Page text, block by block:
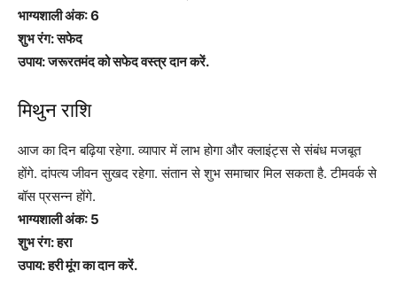
भाग्यशाली अंक: 6
शुभ रंग: सफेद
उपाय: जरूरतमंद को सफेद वस्त्र दान करें.
मिथुन राशि
आज का दिन बढ़िया रहेगा. व्यापार में लाभ होगा और क्लाइंट्स से संबंध मजबूत
होंगे. दांपत्य जीवन सुखद रहेगा. संतान से शुभ समाचार मिल सकता है. टीमवर्क से
बॉस प्रसन्न होंगे.
भाग्यशाली अंक: 5
शुभ रंग: हरा
उपाय: हरी मूंग का दान करें.